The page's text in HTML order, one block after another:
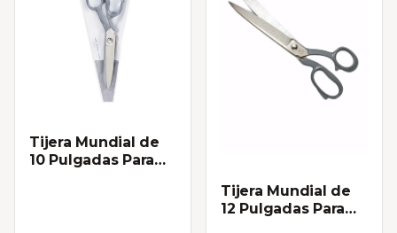
Tijera Mundial de
10 Pulgadas Para
Tijera Mundial de
12 Pulgadas Para